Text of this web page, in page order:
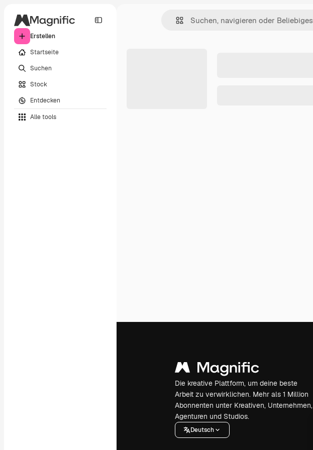
Erstellen
Startseite
Suchen
Stock
Entdecken
Alle tools
Die kreative Plattform, um deine beste
Arbeit zu verwirklichen. Mehr als 1 Million
Abonnenten unter Kreativen, Unternehmen,
Agenturen und Studios.
Deutsch